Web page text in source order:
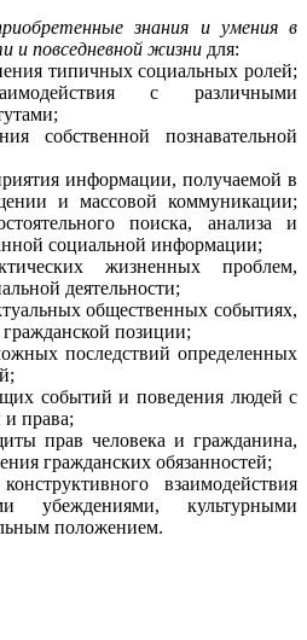
знания и умения в
и повседневной жизни для:
типичных социальных ролей;
с различными
собственной познавательной
информации, получаемой в
и массовой коммуникации;
поиска, анализа и
социальной информации;
жизненных проблем,
деятельности;
общественных событиях,
позиции;
последствий определенных
событий и поведения людей с
и права;
прав человека и гражданина,
гражданских обязанностей;
взаимодействия
убеждениями, культурными
положением.